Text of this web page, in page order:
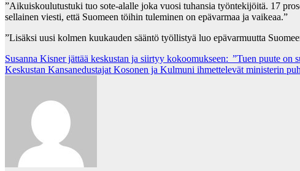
”Aikuiskoulutustuki tuo sote-alalle joka vuosi tuhansia työntekijöitä. 17
sellainen viesti, että Suomeen töihin tuleminen on epävarmaa ja vaikeaa.”
”Lisäksi uusi kolmen kuukauden sääntö työllistyä luo epävarmuutta
Post
navigation
Susanna Kisner jättää kes­kus­tan ja siirtyy ko­koo­muk­seen: ”Tuen puute on
Keskustan Kansanedustajat Kosonen ja Kulmuni ihmettelevät ministerin